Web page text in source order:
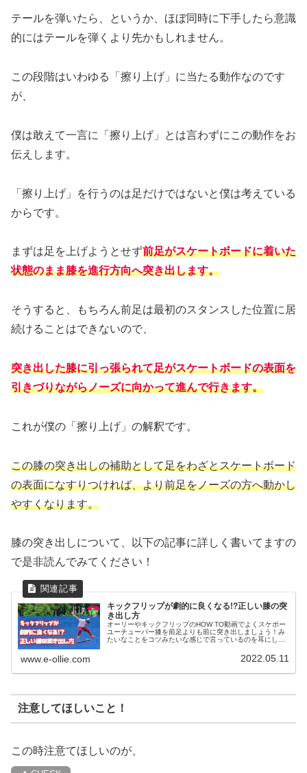
テールを弾いたら、というか、ほぼ同時に下手したら意識
的にはテールを弾くより先かもしれません。
この段階はいわゆる「擦り上げ」に当たる動作なのです
が、
僕は敢えて一言に「擦り上げ」とは言わずにこの動作をお
伝えします。
「擦り上げ」を行うのは足だけではないと僕は考えている
からです。
まずは足を上げようとせず前足がスケートボードに着いた
状態のまま膝を進行方向へ突き出します。
そうすると、もちろん前足は最初のスタンスした位置に居
続けることはできないので、
突き出した膝に引っ張られて足がスケートボードの表面を
引きづりながらノーズに向かって進んで行きます。
これが僕の「擦り上げ」の解釈です。
この膝の突き出しの補助として足をわざとスケートボード
の表面になすりつければ、より前足をノーズの方へ動かし
やすくなります。
膝の突き出しについて、以下の記事に詳しく書いてますの
で是非読んでみてください！
キックフリップが劇的に良くなる!?正しい膝の突
き出し方
オーリーやキックフリップのHOW TO動画でよくスケボー
ユーチューバー膝を前足よりも前に突き出しましょう！み
たいなことをコツみたいな感じで言っているのを耳にしま
www.e-ollie.com 2022.05.11
注意してほしいこと！
この時注意てほしいのが、